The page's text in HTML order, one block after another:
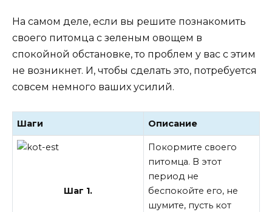
На самом деле, если вы решите познакомить
своего питомца с зеленым овощем в
спокойной обстановке, то проблем у вас с этим
не возникнет. И, чтобы сделать это, потребуется
совсем немного ваших усилий.
Шаги Описание
Шаг 1.
Покормите своего
питомца. В этот
период не
беспокойте его, не
шумите, пусть кот